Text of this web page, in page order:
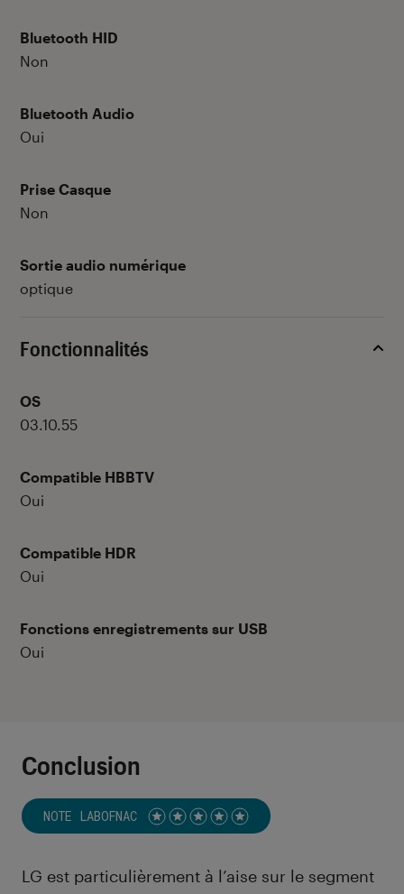
Bluetooth HID
Non
Bluetooth Audio
Oui
Prise Casque
Non
Sortie audio numérique
optique
Fonctionnalités
OS
03.10.55
Compatible HBBTV
Oui
Compatible HDR
Oui
Fonctions enregistrements sur USB
Oui
Conclusion
NOTE LABOFNAC Noté 5 étoiles sur 5
LG est particulièrement à l’aise sur le segment